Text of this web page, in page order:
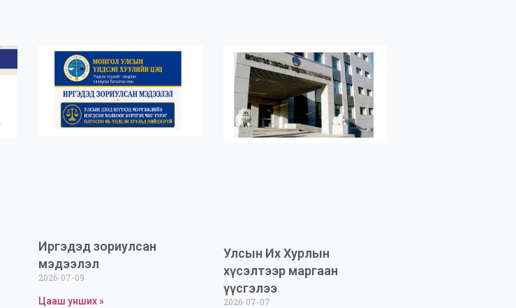
Иргэдэд зориулсан
мэдээлэл
2026-07-09
Цааш унших »
Улсын Их Хурлын
хүсэлтээр маргаан
үүсгэлээ
2026-07-07